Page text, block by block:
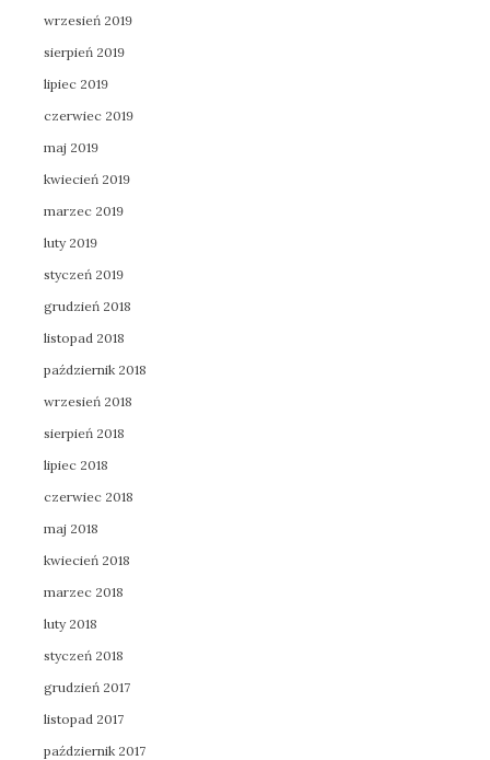
wrzesień 2019
sierpień 2019
lipiec 2019
czerwiec 2019
maj 2019
kwiecień 2019
marzec 2019
luty 2019
styczeń 2019
grudzień 2018
listopad 2018
październik 2018
wrzesień 2018
sierpień 2018
lipiec 2018
czerwiec 2018
maj 2018
kwiecień 2018
marzec 2018
luty 2018
styczeń 2018
grudzień 2017
listopad 2017
październik 2017